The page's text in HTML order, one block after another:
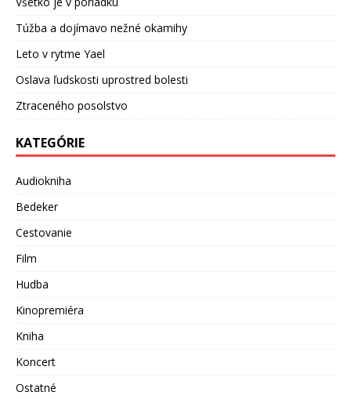
Túžba a dojímavo nežné okamihy
Leto v rytme Yael
Oslava ľudskosti uprostred bolesti
Ztraceného posolstvo
KATEGÓRIE
Audiokniha
Bedeker
Cestovanie
Film
Hudba
Kinopremiéra
Kniha
Koncert
Ostatné